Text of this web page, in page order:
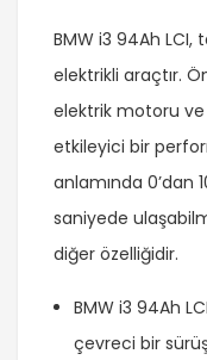
BMW i3 94Ah
elektrikli araçtır.
elektrik motoru
etkileyici bir
anlamında 0’dan
saniyede
diğer özelliğidir.
BMW i3 94Ah
çevreci bir